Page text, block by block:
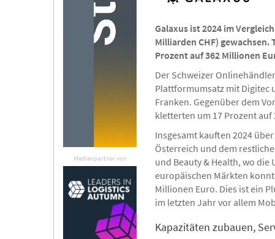
Medienpartner von
Galaxus ist 2024 im
Milliarden CHF)
Prozent auf 362 Millionen
Der Schweizer
Plattformumsatz mit Digitec
Franken. Gegenüber dem
kletterten um 17 Prozent
Insgesamt kauften 2024
Österreich und dem
und Beauty & Health, wo
europäischen Märkten
Millionen Euro. Dies ist ein
im letzten Jahr vor allem
Kapazitäten zubauen,